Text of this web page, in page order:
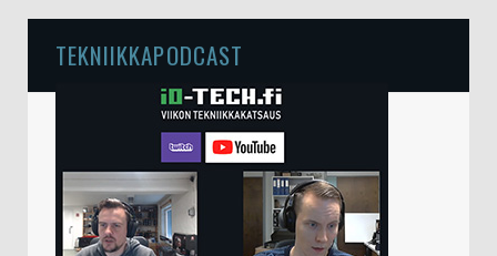
TEKNIIKKAPODCAST